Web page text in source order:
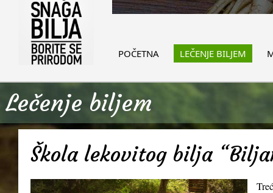
POČETNA LEČENJE BILJEM
Lečenje biljem
Škola lekovitog bilja